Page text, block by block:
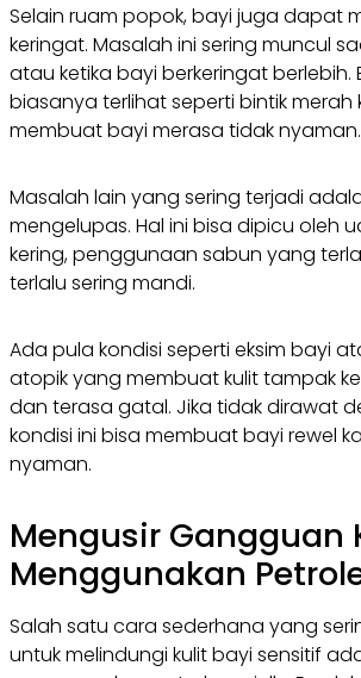
Selain ruam popok, bayi juga dapat
keringat. Masalah ini sering muncul
atau ketika bayi berkeringat berlebih.
biasanya terlihat seperti bintik merah
membuat bayi merasa tidak nyaman.
Masalah lain yang sering terjadi
mengelupas. Hal ini bisa dipicu oleh
kering, penggunaan sabun yang
terlalu sering mandi.
Ada pula kondisi seperti eksim bayi
atopik yang membuat kulit tampak
dan terasa gatal. Jika tidak dirawat
kondisi ini bisa membuat bayi rewel
nyaman.
Mengusir Gangguan
Menggunakan
Salah satu cara sederhana yang
untuk melindungi kulit bayi sensitif